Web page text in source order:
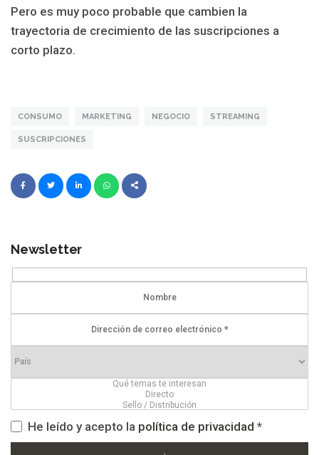
Pero es muy poco probable que cambien la
trayectoria de crecimiento de las suscripciones a
corto plazo.
CONSUMO MARKETING NEGOCIO STREAMING
SUSCRIPCIONES
Newsletter
He leído y acepto la política de privacidad *